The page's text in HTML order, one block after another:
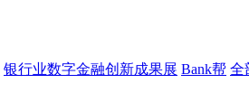
银行业数字金融创新成果展 Bank帮 全